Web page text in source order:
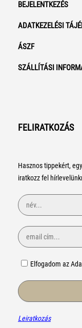
BEJELENTKEZÉS
ADATKEZELÉSI
ÁSZF
SZÁLLÍTÁSI
FELIRATKOZÁS
Hasznos tippekért,
iratkozz fel
Elfogadom az
Leiratkozás